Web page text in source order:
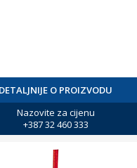
DETALJNIJE O PROIZVODU
Nazovite za cijenu
+387 32 460 333